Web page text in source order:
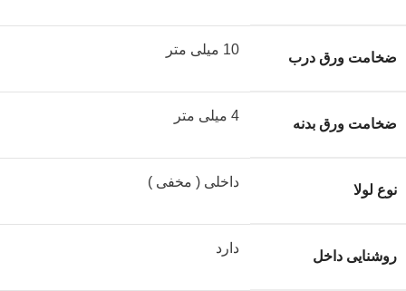
ضخامت ورق درب
10 میلی متر
ضخامت ورق بدنه
4 میلی متر
نوع لولا
داخلی ( مخفی )
روشنایی داخل
دارد